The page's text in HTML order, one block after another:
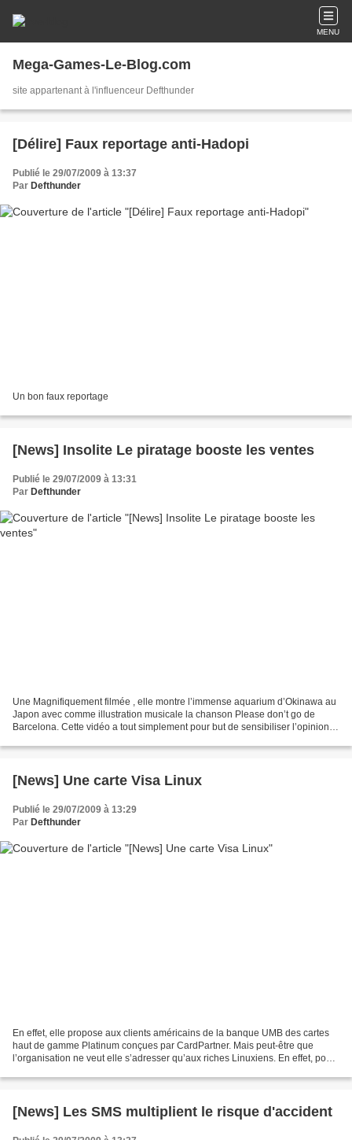
MENU
Mega-Games-Le-Blog.com
site appartenant à l'influenceur Defthunder
[Délire] Faux reportage anti-Hadopi
Publié le 29/07/2009 à 13:37
Par Defthunder
Un bon faux reportage
[News] Insolite Le piratage booste les ventes
Publié le 29/07/2009 à 13:31
Par Defthunder
Une Magnifiquement filmée , elle montre l’immense aquarium d’Okinawa au
Japon avec comme illustration musicale la chanson Please don’t go de
Barcelona. Cette vidéo a tout simplement pour but de sensibiliser l’opinion à
[News] Une carte Visa Linux
Publié le 29/07/2009 à 13:29
Par Defthunder
En effet, elle propose aux clients américains de la banque UMB des cartes
haut de gamme Platinum conçues par CardPartner. Mais peut-être que
l’organisation ne veut elle s’adresser qu’aux riches Linuxiens. En effet, pour
[News] Les SMS multiplient le risque d'accident